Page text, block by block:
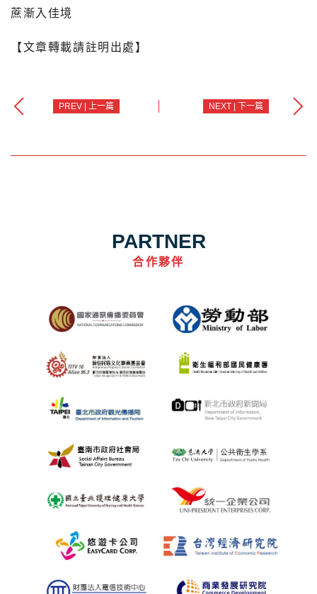
蔗漸入佳境
【文章轉載請註明出處】
PREV | 上一篇 NEXT | 下一篇
PARTNER
合作夥伴